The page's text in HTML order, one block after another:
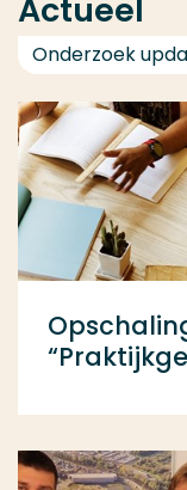
Actueel
Onderzoek